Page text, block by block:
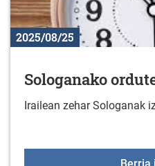
2025/08/25
Sologanako
Irailean zehar Sologanak